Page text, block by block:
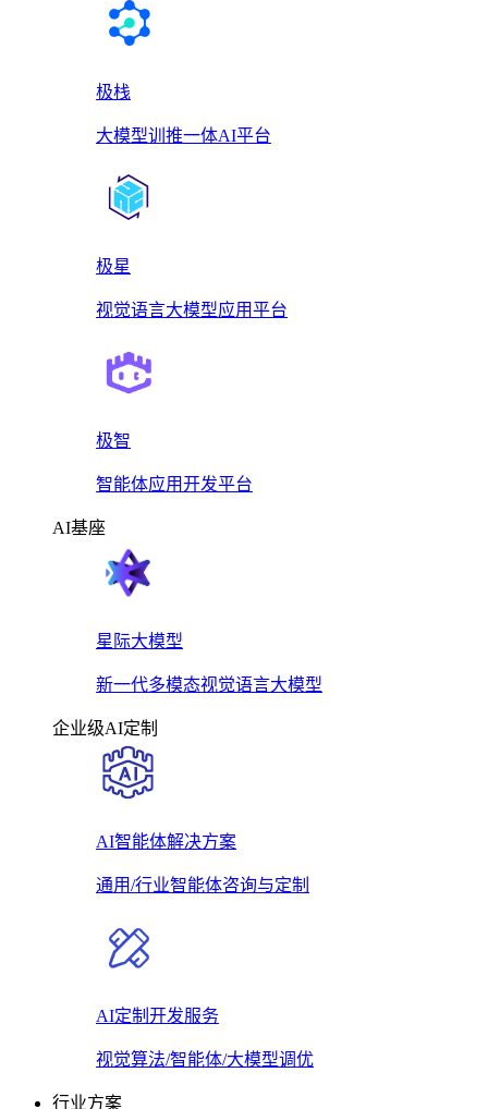
极栈
大模型训推一体AI平台
极星
视觉语言大模型应用平台
极智
智能体应用开发平台
AI基座
星际大模型
新一代多模态视觉语言大模型
企业级AI定制
AI智能体解决方案
通用/行业智能体咨询与定制
AI定制开发服务
视觉算法/智能体/大模型调优
行业方案